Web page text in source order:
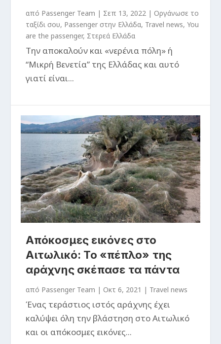
από Passenger Team | Σεπ 13, 2022 |Oργάνωσε το
ταξίδι σου, Passenger στην Ελλάδα, Travel news,You
are the passenger, Στερεά Ελλάδα
Την αποκαλούν και «νερένια πόλη» ή
“Μικρή Βενετία” της Ελλάδας και αυτό
γιατί είναι...
Απόκοσμες εικόνες στο
Αιτωλικό: Το «πέπλο» της
αράχνης σκέπασε τα πάντα
από Passenger Team |Οκτ 6, 2021 | Travel news
Ένας τεράστιος ιστός αράχνης έχει
καλύψει όλη την βλάστηση στο Αιτωλικό
και οι απόκοσμες εικόνες...